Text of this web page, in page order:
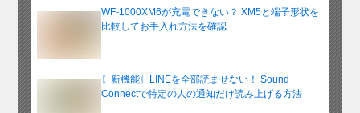
WF-1000XM6が充電できない？ XM5と端子形状を
比較してお手入れ方法を確認
〖新機能〗LINEを全部読ませない！ Sound
Connectで特定の人の通知だけ読み上げる方法